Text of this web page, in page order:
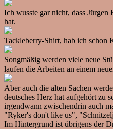
Ich wusste gar nicht, dass
hat.
Tackleberry-Shirt, hab ich schon
Songmäßig werden viele neue
laufen die Arbeiten an einem
Aber auch die alten Sachen
deutsches Herz hat aufgehört zu
irgendwann zwischendrin auch
"Ryker's don't like us",
Im Hintergrund ist übrigens der